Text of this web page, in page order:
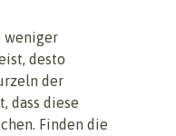
weniger
desto
der
dass diese
Finden die